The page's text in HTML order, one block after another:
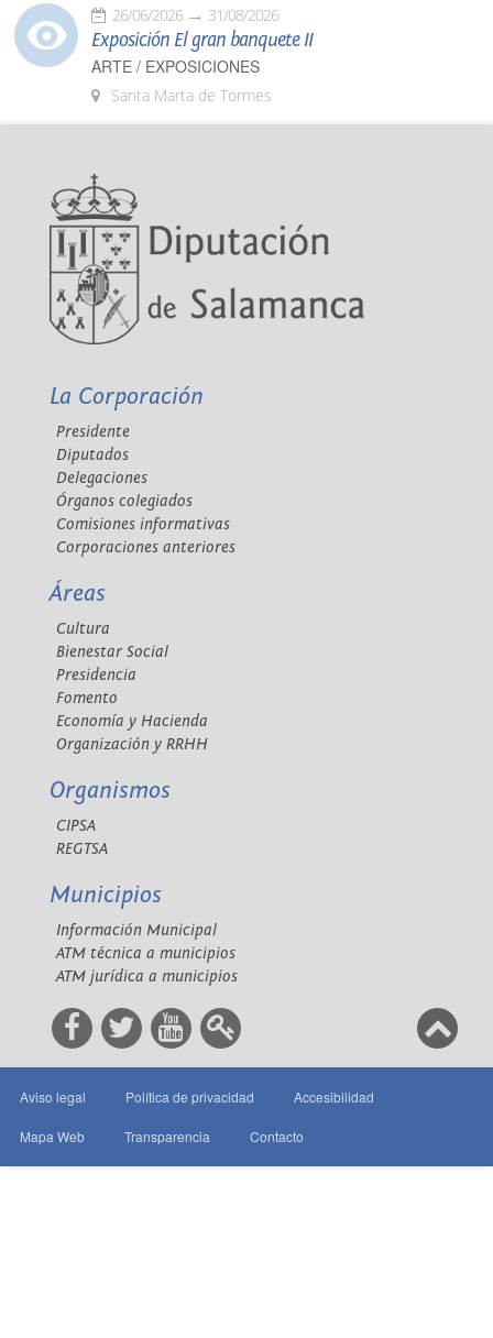
26/06/2026 31/08/2026
Exposición El gran banquete II
ARTE / EXPOSICIONES
Santa Marta de Tormes
La Corporación
Presidente
Diputados
Delegaciones
Órganos colegiados
Comisiones informativas
Corporaciones anteriores
Áreas
Cultura
Bienestar Social
Presidencia
Fomento
Economía y Hacienda
Organización y RRHH
Organismos
CIPSA
REGTSA
Municipios
Información Municipal
ATM técnica a municipios
ATM jurídica a municipios
Aviso legal Política de privacidad Accesibilidad
Mapa Web Transparencia Contacto